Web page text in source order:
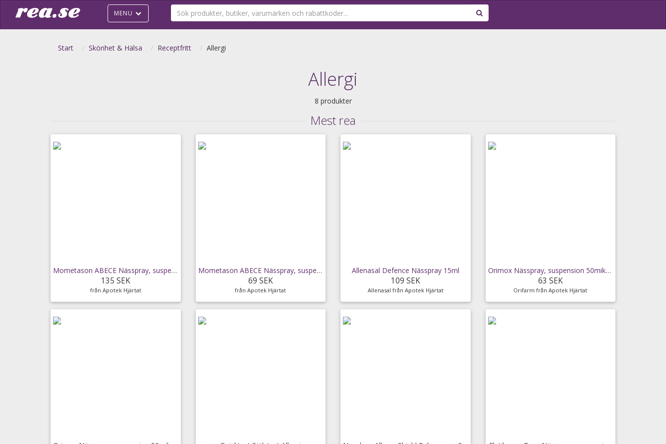
MENU
Start Skönhet & Hälsa Receptfritt Allergi
Allergi
8 produkter
Mest rea
Mometason ABECE Nässpray, suspension
135 SEK
från Apotek Hjärtat
Mometason ABECE Nässpray, suspension
69 SEK
från Apotek Hjärtat
Allenasal Defence Nässpray 15ml
109 SEK
Allenasal från Apotek Hjärtat
Orimox Nässpray, suspension 50mikrogram/dos Flaska
63 SEK
Orifarm från Apotek Hjärtat